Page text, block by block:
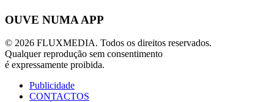
OUVE NUMA APP
© 2026 FLUXMEDIA. Todos os direitos reservados.
Qualquer reprodução sem consentimento
é expressamente proibida.
Publicidade
CONTACTOS